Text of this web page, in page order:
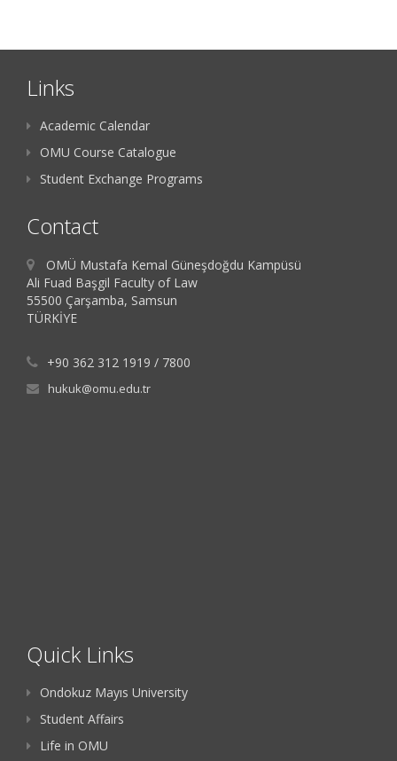
Links
Academic Calendar
OMU Course Catalogue
Student Exchange Programs
Contact
OMÜ Mustafa Kemal Güneşdoğdu Kampüsü
Ali Fuad Başgil Faculty of Law
55500 Çarşamba, Samsun
TÜRKİYE
+90 362 312 1919 / 7800
hukuk@omu.edu.tr
Quick Links
Ondokuz Mayıs University
Student Affairs
Life in OMU